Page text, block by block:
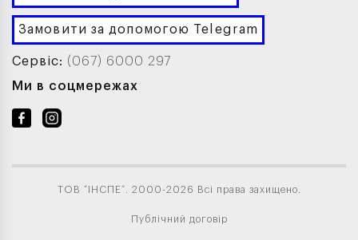
Замовити за допомогою Telegram
Сервіс: (067) 6000 297
Ми в соцмережах
ТОВ “ІНСПЕ”. 2000-2026 Всі права захищено.
Публічний договір